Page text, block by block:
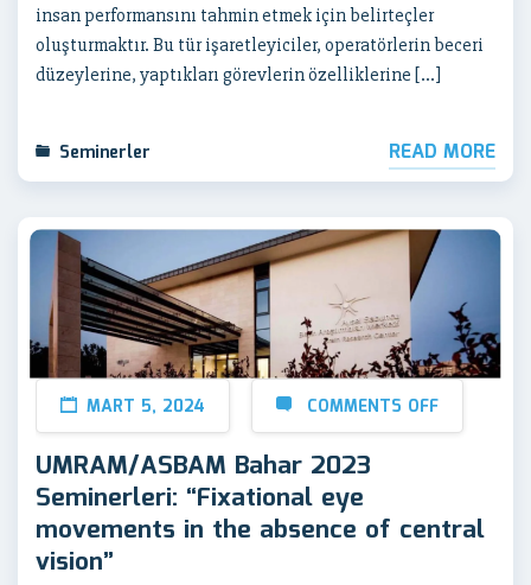
insan performansını tahmin etmek için belirteçler
oluşturmaktır. Bu tür işaretleyiciler, operatörlerin beceri
düzeylerine, yaptıkları görevlerin özelliklerine […]
Seminerler READ MORE
MART 5, 2024 COMMENTS OFF
UMRAM/ASBAM Bahar 2023
Seminerleri: “Fixational eye
movements in the absence of central
vision”